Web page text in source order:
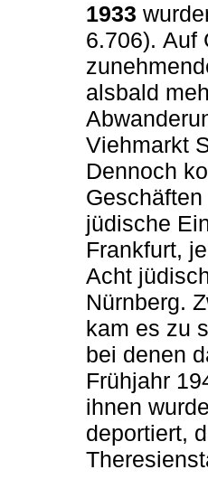
1933
6.706). Auf
alsbald
Viehmarkt
Dennoch
jüdische
Frankfurt,
Acht
Nürnberg.
kam es zu
bei denen
Frühjahr
ihnen
deportiert,